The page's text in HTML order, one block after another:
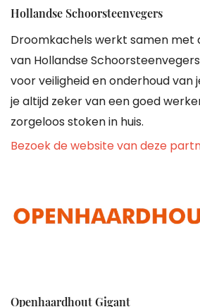
Hollandse Schoorsteenvegers
Droomkachels werkt samen met
van Hollandse
voor veiligheid en onderhoud van
je altijd zeker van een goed
zorgeloos stoken in huis.
Bezoek de website van deze
Openhaardhout Gigant